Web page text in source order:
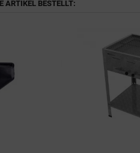
ARTIKEL BESTELLT: